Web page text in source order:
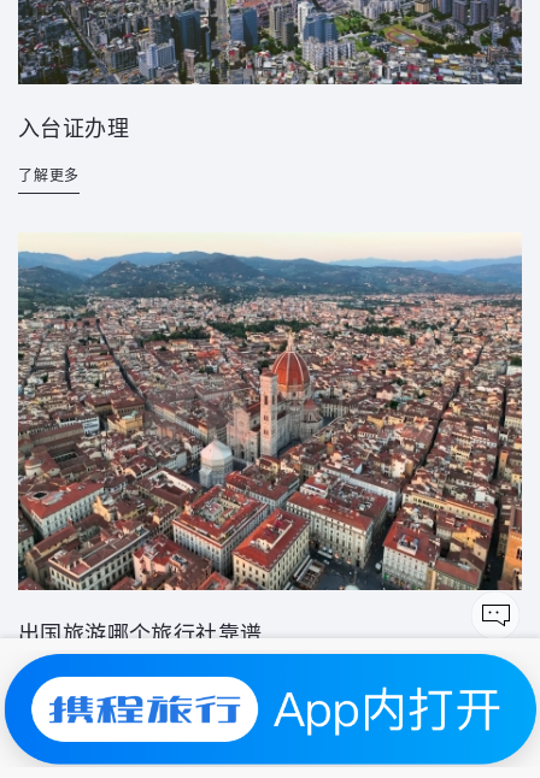
入台证办理
了解更多
出国旅游哪个旅行社靠谱
了解更多
又一村|